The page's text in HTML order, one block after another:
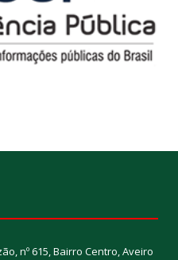
nº 615, Bairro Centro, Aveiro